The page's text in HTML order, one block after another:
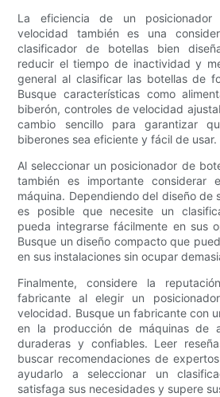
La eficiencia de un
velocidad también es una
clasificador de botellas bien
reducir el tiempo de inactividad y
general al clasificar las botellas de
Busque características como
biberón, controles de velocidad
cambio sencillo para garantizar
biberones sea eficiente y fácil de usar.
Al seleccionar un posicionador de
también es importante considerar
máquina. Dependiendo del diseño de
es posible que necesite un
pueda integrarse fácilmente en sus
Busque un diseño compacto que
en sus instalaciones sin ocupar
Finalmente, considere la
fabricante al elegir un
velocidad. Busque un fabricante con
en la producción de máquinas de
duraderas y confiables. Leer
buscar recomendaciones de
ayudarlo a seleccionar un
satisfaga sus necesidades y supere